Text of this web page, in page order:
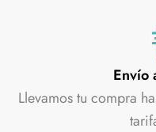
Envío
Llevamos tu compra